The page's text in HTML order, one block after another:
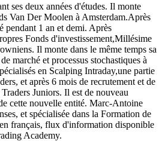
ses deux années d'études. Il monte
Van Der Moolen à Amsterdam.Après
pendant 1 an et demi. Après
Fonds d'investissement,Millésime
Il monte dans le même temps sa
marché et processus stochastiques à
en Scalping Intraday,une partie
et après 6 mois de recrutement et de
Juniors. Il est de nouveau
cette nouvelle entité. Marc­-Antoine
et spécialisée dans la Formation de
français, flux d'information disponible
Academy.